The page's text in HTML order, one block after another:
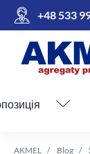
+48 533
Пропустити меню
AKMEL Blog